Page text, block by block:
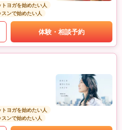
トヨガを始めたい人
スンで始めたい人
体験・相談予約
トヨガを始めたい人
スンで始めたい人